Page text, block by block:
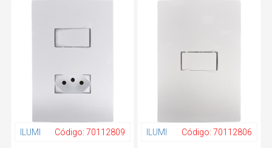
ILUMI Código: 70112809 ILUMI Código: 70112806